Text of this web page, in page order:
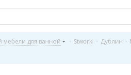
мебели для ванной - Stworki - Дублин -